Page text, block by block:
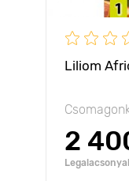
Liliom
2